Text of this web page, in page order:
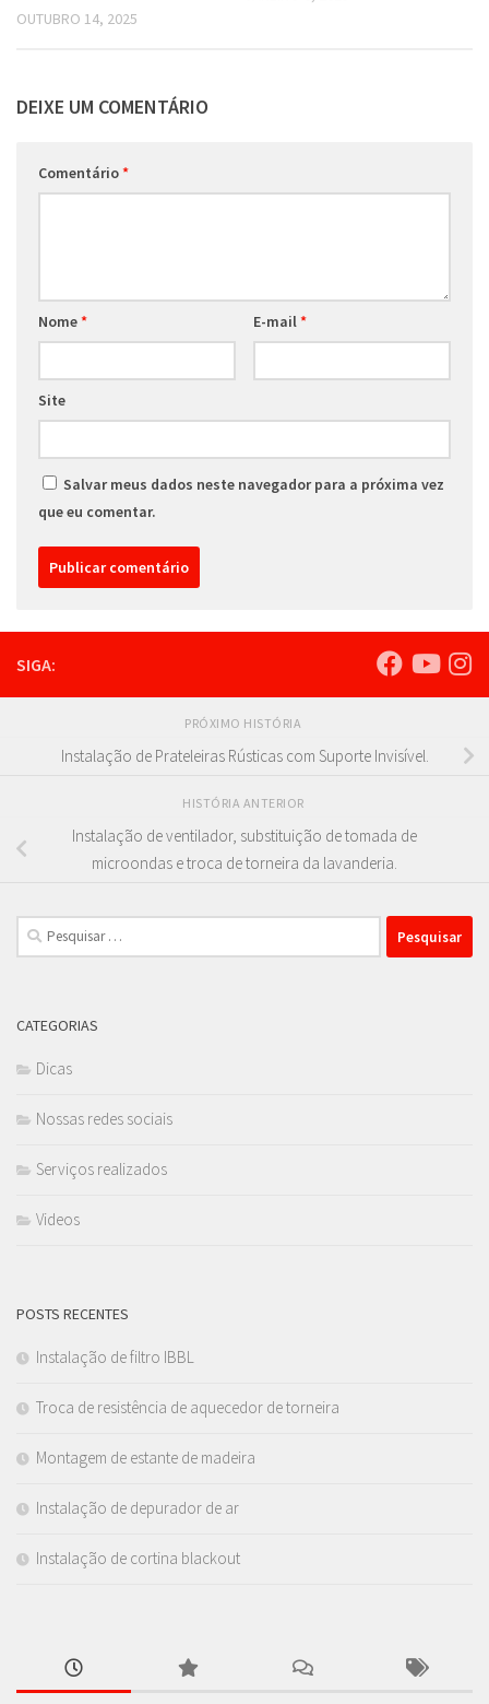
OUTUBRO 14, 2025
DEIXE UM COMENTÁRIO
Comentário*
Nome* E-mail *
Site
Salvar meus dados neste navegador para a próxima vez
que eu comentar.
SIGA:
PRÓXIMO HISTÓRIA
Instalação de Prateleiras Rústicas com Suporte Invisível.
HISTÓRIA ANTERIOR
Instalação de ventilador, substituição de tomada de
microondas e troca de torneira da lavanderia.
Pesquisar
por:
CATEGORIAS
Dicas
Nossas redes sociais
Serviços realizados
Videos
POSTS RECENTES
Instalação de filtro IBBL
Troca de resistência de aquecedor de torneira
Montagem de estante de madeira
Instalação de depurador de ar
Instalação de cortina blackout